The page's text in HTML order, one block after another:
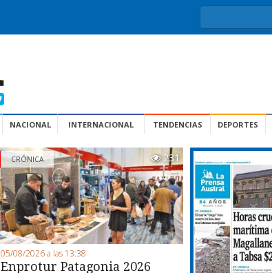
NACIONAL INTERNACIONAL TENDENCIAS DEPORTES
CRÓNICA 231
05/08/2026 a las 13:38
Enprotur Patagonia 2026